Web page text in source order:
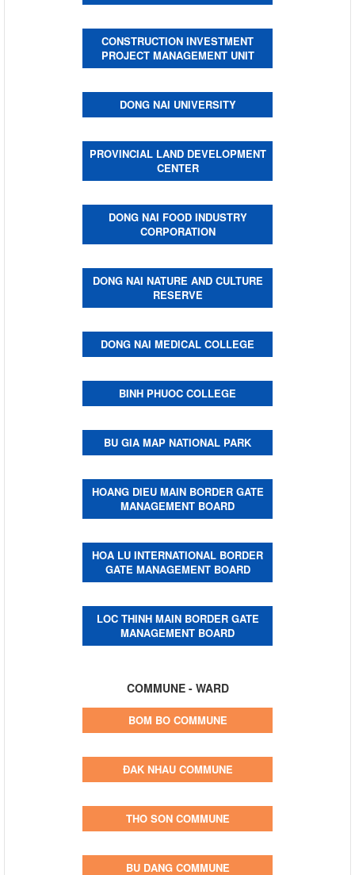
CONSTRUCTION INVESTMENT
PROJECT MANAGEMENT UNIT
DONG NAI UNIVERSITY
PROVINCIAL LAND DEVELOPMENT
CENTER
DONG NAI FOOD INDUSTRY
CORPORATION
DONG NAI NATURE AND CULTURE
RESERVE
DONG NAI MEDICAL COLLEGE
BINH PHUOC COLLEGE
BU GIA MAP NATIONAL PARK
HOANG DIEU MAIN BORDER GATE
MANAGEMENT BOARD
HOA LU INTERNATIONAL BORDER
GATE MANAGEMENT BOARD
LOC THINH MAIN BORDER GATE
MANAGEMENT BOARD
COMMUNE - WARD
BOM BO COMMUNE
ĐAK NHAU COMMUNE
THO SON COMMUNE
BU DANG COMMUNE